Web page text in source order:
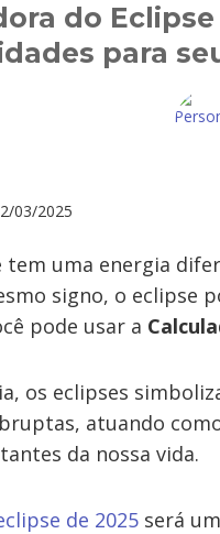
do
para
03/2025
tem uma energia
signo, o eclipse
pode usar a
os eclipses
atuando
da nossa vida.
de 2025 será um